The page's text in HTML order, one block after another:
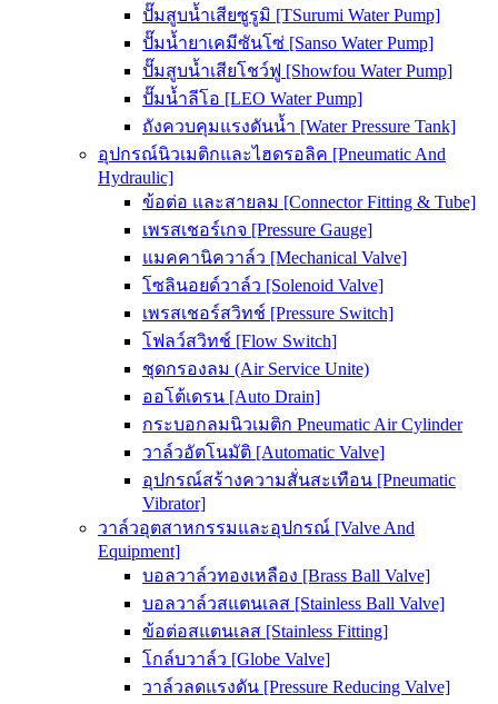
ปั๊มสูบน้ำเสียซูรูมิ [TSurumi Water Pump]
ปั๊มน้ำยาเคมีซันโซ่ [Sanso Water Pump]
ปั๊มสูบน้ำเสียโชว์ฟู [Showfou Water Pump]
ปั๊มน้ำลีโอ [LEO Water Pump]
ถังควบคุมแรงดันน้ำ [Water Pressure Tank]
อุปกรณ์นิวเมติกและไฮดรอลิค [Pneumatic And
Hydraulic]
ข้อต่อ และสายลม [Connector Fitting & Tube]
เพรสเชอร์เกจ [Pressure Gauge]
แมคคานิควาล์ว [Mechanical Valve]
โซลินอยด์วาล์ว [Solenoid Valve]
เพรสเชอร์สวิทช์ [Pressure Switch]
โฟลว์สวิทช์ [Flow Switch]
ชุดกรองลม (Air Service Unite)
ออโต้เดรน [Auto Drain]
กระบอกลมนิวเมติก Pneumatic Air Cylinder
วาล์วอัตโนมัติ [Automatic Valve]
อุปกรณ์สร้างความสั่นสะเทือน [Pneumatic
Vibrator]
วาล์วอุตสาหกรรมและอุปกรณ์ [Valve And
Equipment]
บอลวาล์วทองเหลือง [Brass Ball Valve]
บอลวาล์วสแตนเลส [Stainless Ball Valve]
ข้อต่อสแตนเลส [Stainless Fitting]
โกล์บวาล์ว [Globe Valve]
วาล์วลดแรงดัน [Pressure Reducing Valve]